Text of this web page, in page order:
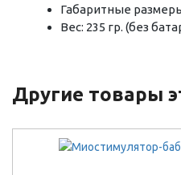
Габаритные
Вес: 235 гр. (без
Другие товары